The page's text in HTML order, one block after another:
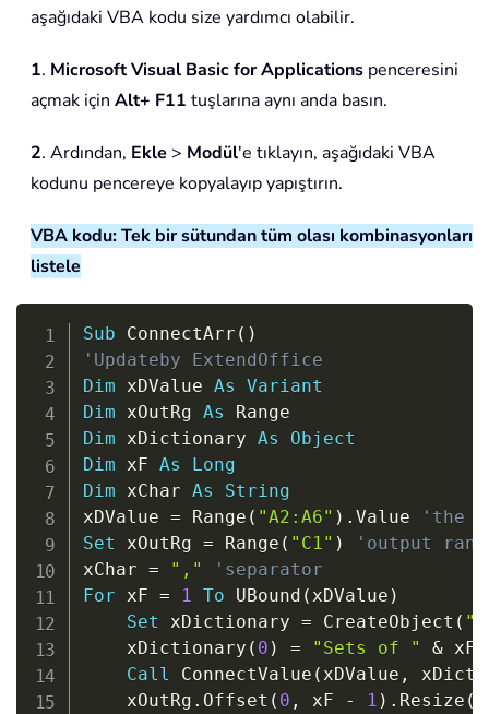
aşağıdaki VBA kodu size yardımcı olabilir.
1. Microsoft Visual Basic for Applications penceresini
açmak için Alt+ F11 tuşlarına aynı anda basın.
2. Ardından, Ekle > Modül'e tıklayın, aşağıdaki VBA
kodunu pencereye kopyalayıp yapıştırın.
VBA kodu: Tek bir sütundan tüm olası kombinasyonları
listele
Sub ConnectArr ( )
'Updateby ExtendOffice
Dim xDValue As
Variant
Dim xOutRg As
Dim xDictionary As
Object
Dim xF As
Long
Dim xChar As
String
xDValue = Range ( "A2:A6" ) . Value
'the
Set xOutRg = Range ( "C1" )
'output
xChar = ","
'separator
For xF = 1 To UBound ( xDValue )
Set xDictionary = CreateObject (
    xDictionary
( 0 ) = "Sets of " & xF
Call ConnectValue ( xDValue ,
    xOutRg
. Offset ( 0 , xF - 1 ) . Resize (